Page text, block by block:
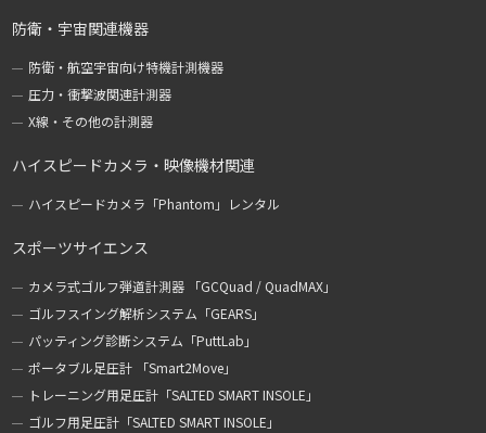
防衛・宇宙関連機器
防衛・航空宇宙向け特機計測機器
圧力・衝撃波関連計測器
X線・その他の計測器
ハイスピードカメラ・映像機材関連
ハイスピードカメラ「Phantom」レンタル
スポーツサイエンス
カメラ式ゴルフ弾道計測器 「GCQuad / QuadMAX」
ゴルフスイング解析システム「GEARS」
パッティング診断システム「PuttLab」
ポータブル足圧計 「Smart2Move」
トレーニング用足圧計「SALTED SMART INSOLE」
ゴルフ用足圧計「SALTED SMART INSOLE」